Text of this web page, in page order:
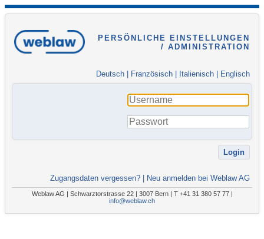
PERSÖNLICHE EINSTELLUNGEN
/ ADMINISTRATION
Deutsch Französisch Italienisch Englisch
Zugangsdaten vergessen? Neu anmelden bei Weblaw AG
Weblaw AG | Schwarztorstrasse 22 | 3007 Bern | T +41 31 380 57 77 |
info@weblaw.ch